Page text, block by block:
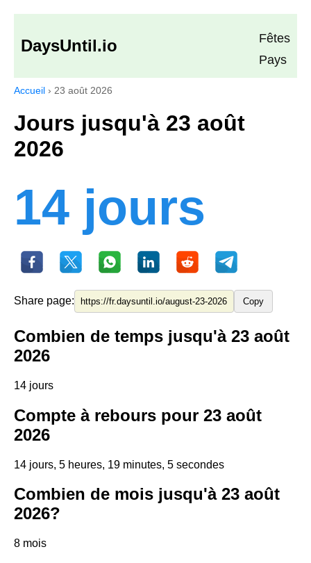
DaysUntil.io
Fêtes
Pays
Accueil › 23 août 2026
Jours jusqu'à 23 août
2026
14 jours
Share page: Copy
Combien de temps jusqu'à 23 août
2026
14 jours
Compte à rebours pour 23 août
2026
14 jours, 5 heures, 19 minutes, 5 secondes
Combien de mois jusqu'à 23 août
2026?
8 mois